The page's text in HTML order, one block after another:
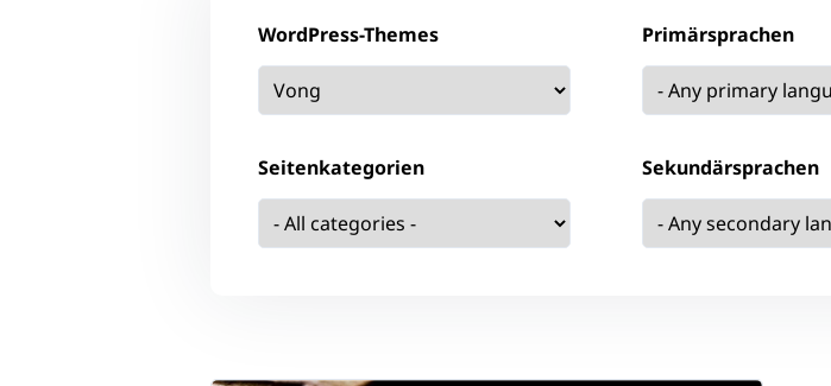
WordPress-Themes
Seitenkategorien
Primärsprachen
Sekundärsprachen